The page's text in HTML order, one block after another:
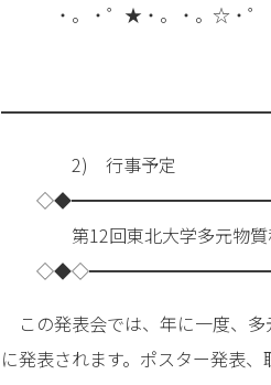
・。・゜★・。・。☆・゜
2) 行事予定
第12回東北大学多元物質科
この発表会では、年に一度、
に発表されます。ポスター発表